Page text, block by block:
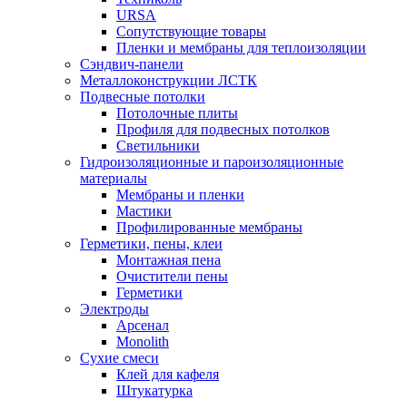
URSA
Сопутствующие товары
Пленки и мембраны для теплоизоляции
Сэндвич-панели
Металлоконструкции ЛСТК
Подвесные потолки
Потолочные плиты
Профиля для подвесных потолков
Светильники
Гидроизоляционные и пароизоляционные
материалы
Мембраны и пленки
Мастики
Профилированные мембраны
Герметики, пены, клеи
Монтажная пена
Очистители пены
Герметики
Электроды
Арсенал
Monolith
Сухие смеси
Клей для кафеля
Штукатурка